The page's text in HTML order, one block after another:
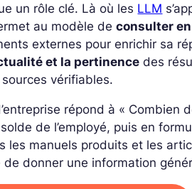
un rôle clé. Là où les LLM
au modèle deconsulter
externes pour enrichir sa
et la pertinence des
vérifiables.
répond à « Combien
de l’employé, puis en
les manuels produits et les
donner une information